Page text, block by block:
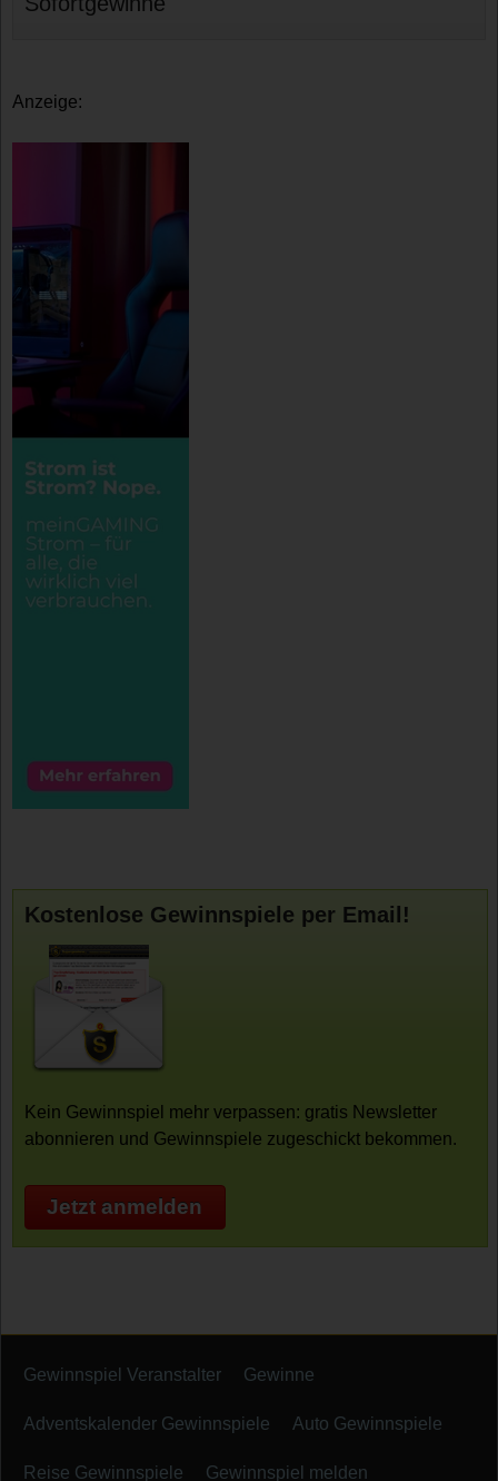
Anzeige:
Kostenlose Gewinnspiele per Email!
Kein Gewinnspiel mehr verpassen: gratis Newsletter
abonnieren und Gewinnspiele zugeschickt bekommen.
Jetzt anmelden
Gewinnspiel Veranstalter Gewinne
Adventskalender Gewinnspiele Auto Gewinnspiele
Reise Gewinnspiele Gewinnspiel melden